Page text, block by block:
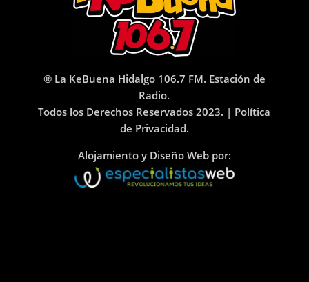
® La KeBuena Hidalgo 106.7 FM. Estación de
Radio.
Todos los Derechos Reservados 2023. | Política
de Privacidad.
Alojamiento y Diseño Web por: